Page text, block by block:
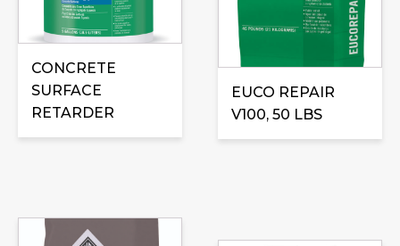
CONCRETE
SURFACE
RETARDER
options
peuvent
être
choisies
sur
la
EUCO REPAIR
V100, 50 LBS